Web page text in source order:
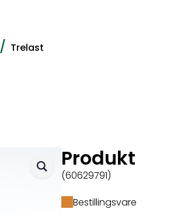
/ Trelast
Produkt
(60629791)
Bestillingsvare